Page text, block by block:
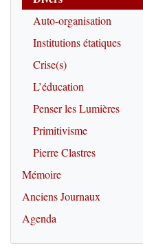
Auto-organisation
Institutions étatiques
Crise(s)
L’éducation
Penser les Lumières
Primitivisme
Pierre Clastres
Mémoire
Anciens Journaux
Agenda